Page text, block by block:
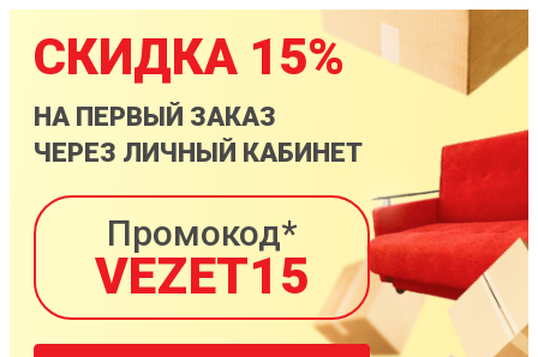
СКИДКА 15%
НА ПЕРВЫЙ ЗАКАЗ
ЧЕРЕЗ ЛИЧНЫЙ КАБИНЕТ
Промокод*
VEZET15